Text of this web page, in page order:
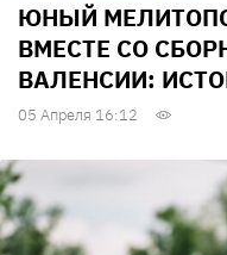
ЮНЫЙ
ВМЕСТЕ СО
ВАЛЕНСИИ:
05 Апреля 16:12